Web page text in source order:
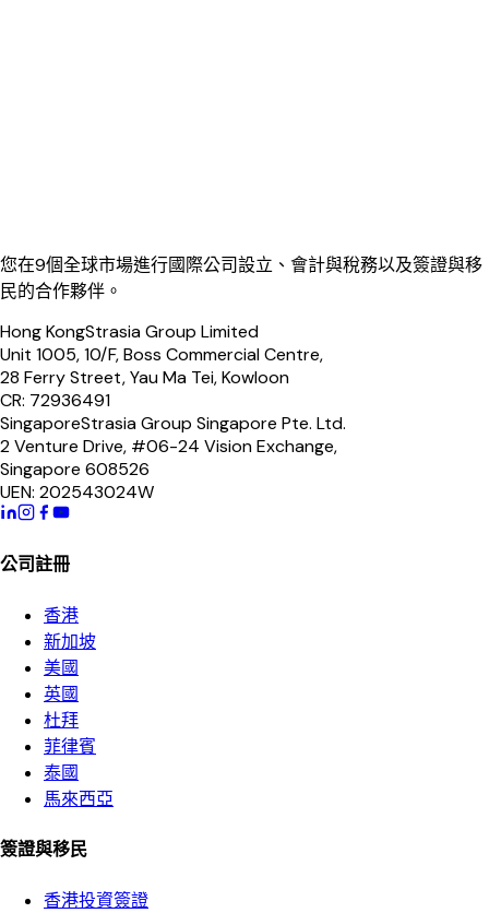
您在9個全球市場進行國際公司設立、會計與稅務以及簽證與移
民的合作夥伴。
Hong KongStrasia Group Limited
Unit 1005, 10/F, Boss Commercial Centre,
28 Ferry Street, Yau Ma Tei, Kowloon
CR: 72936491
SingaporeStrasia Group Singapore Pte. Ltd.
2 Venture Drive, #06-24 Vision Exchange,
Singapore 608526
UEN: 202543024W
公司註冊
香港
新加坡
美國
英國
杜拜
菲律賓
泰國
馬來西亞
簽證與移民
香港投資簽證